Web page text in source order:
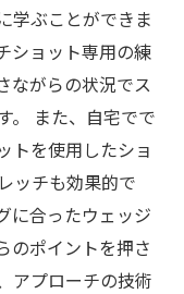
学ぶことができま
ショット専用の練
ながらの状況でス
。 また、自宅でで
トを使用したショ
ッチも効果的で
に合ったウェッジ
のポイントを押さ
アプローチの技術